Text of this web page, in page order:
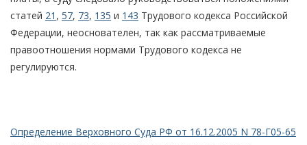
статей 21 , 57, 73, 135 и 143 Трудового кодекса Российской
Федерации, неоснователен, так как рассматриваемые
правоотношения нормами Трудового кодекса не
регулируются.
Определение Верховного Суда РФ от 16.12.2005 N 78-Г05-65